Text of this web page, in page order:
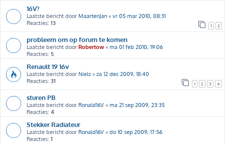
16V?
Laatste bericht door MaartenJan « vr 05 mar 2010, 08:31
Reacties: 13 1 2
probleem om op forum te komen
Laatste bericht door Robertow « ma 01 feb 2010, 19:06
Reacties: 5
Renault 19 16v
Laatste bericht door Niels « za 12 dec 2009, 18:40
Reacties: 31 1 2 3 4
sturen PB
Laatste bericht door Ronald16V « ma 21 sep 2009, 23:35
Reacties: 4
Stekker Radiateur
Laatste bericht door Ronald16V « do 10 sep 2009, 17:56
Reacties: 1